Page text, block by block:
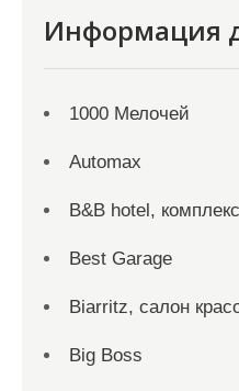
Информация
1000 Мелочей
Automax
B&B hotel, комплекс
Best Garage
Biarritz, салон
Big Boss